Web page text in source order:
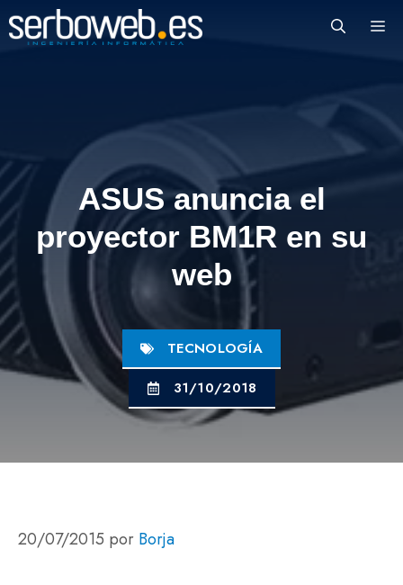
Saltar
al
ASUS anuncia el
proyector BM1R en su
web
TECNOLOGÍA
31/10/2018
20/07/2015 por Borja